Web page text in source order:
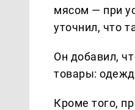
мясом — при
уточнил, что
Он добавил,
товары:
Кроме того,